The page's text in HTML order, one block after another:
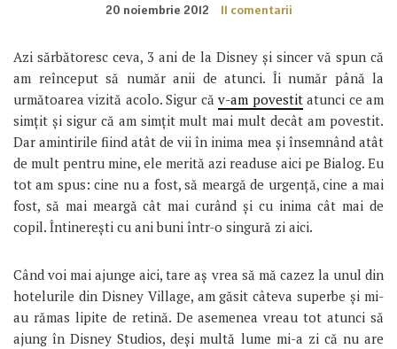
20 noiembrie 2012 11 comentarii
Azi sărbătoresc ceva, 3 ani de la Disney și sincer vă spun că
am reînceput să număr anii de atunci. Îi număr până la
următoarea vizită acolo. Sigur căv-am povestitatunci ce am
simțit și sigur că am simțit mult mai mult decât am povestit.
Dar amintirile fiind atât de vii în inima mea și însemnând atât
de mult pentru mine, ele merită azi readuse aici pe Bialog. Eu
tot am spus: cine nu a fost, să meargă de urgență, cine a mai
fost, să mai meargă cât mai curând și cu inima cât mai de
copil. Întinerești cu ani buni într-o singură zi aici.
Când voi mai ajunge aici, tare aș vrea să mă cazez la unul din
hotelurile din Disney Village, am găsit câteva superbe și mi-
au rămas lipite de retină. De asemenea vreau tot atunci să
ajung în Disney Studios, deși multă lume mi-a zi că nu are